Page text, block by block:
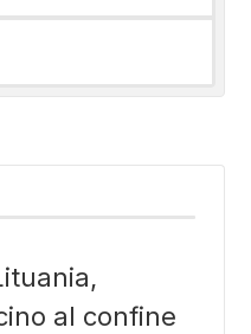
al confine